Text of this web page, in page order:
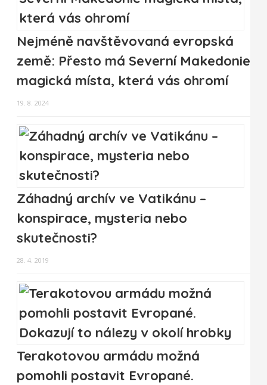
Nejméně navštěvovaná evropská
země: Přesto má Severní Makedonie
magická místa, která vás ohromí
19. 8. 2024
Záhadný archív ve Vatikánu –
konspirace, mysteria nebo
skutečnosti?
28. 4. 2019
Terakotovou armádu možná
pomohli postavit Evropané.